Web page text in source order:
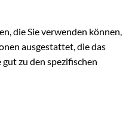
die Sie verwenden können,
ausgestattet, die das
zu den spezifischen